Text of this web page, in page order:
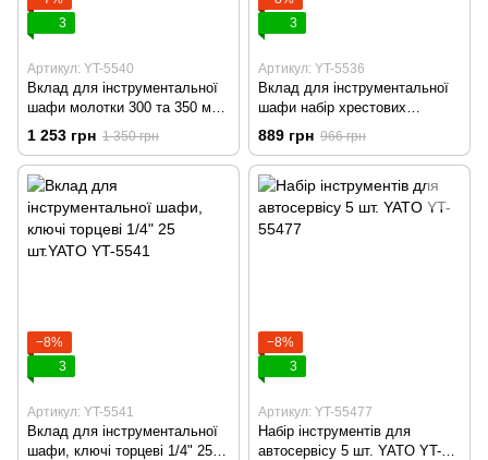
3
Артикул: YT-5540
Вклад для інструментальної
шафи молотки 300 та 350 мм
2 шт та зубила 3 ​​шт YATO YT-
1 253 грн 1 350 грн
3
Артикул: YT-5536
Вклад для інструментальної
шафи набір хрестових
викруток 7 шт YATO YT-5536
889 грн 966 грн
−8%
3
Артикул: YT-5541
Вклад для інструментальної
шафи, ключі торцеві 1/4" 25
−8%
3
Артикул: YT-55477
Набір інструментів для
автосервісу 5 шт. YATO YT-